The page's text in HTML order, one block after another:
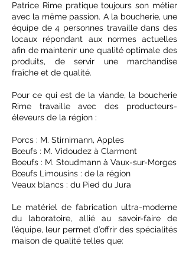
Patrice Rime pratique toujours son métier
avec la même passion. A la boucherie, une
équipe de 4 personnes travaille dans des
locaux répondant aux normes actuelles
afin de maintenir une qualité optimale des
produits, de servir une marchandise
fraîche et de qualité.
Pour ce qui est de la viande, la boucherie
Rime travaille avec des producteurs-
éleveurs de la région :
Porcs : M. Stirnimann, Apples
Bœufs : M. Vidoudez à Clarmont
Boeufs : M. Stoudmann à Vaux-sur-Morges
Bœufs Limousins : de la région
Veaux blancs : du Pied du Jura
Le matériel de fabrication ultra-moderne
du laboratoire, allié au savoir-faire de
l’équipe, leur permet d’offrir des spécialités
maison de qualité telles que: